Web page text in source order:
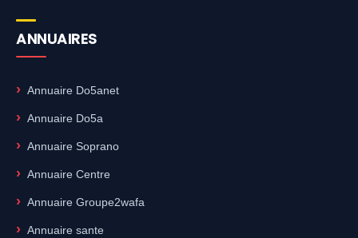
ANNUAIRES
Annuaire Do5anet
Annuaire Do5a
Annuaire Soprano
Annuaire Centre
Annuaire Groupe2wafa
Annuaire sante